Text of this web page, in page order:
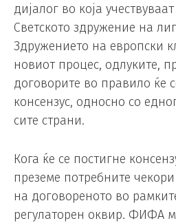
дијалог во која
Светското здружение на
Здружението на европски
новиот процес, одлуките,
договорите во правило ќе
консензус, односно со
сите страни.
Кога ќе се постигне
преземе потребните
на договореното во
регулаторен оквир. ФИФА